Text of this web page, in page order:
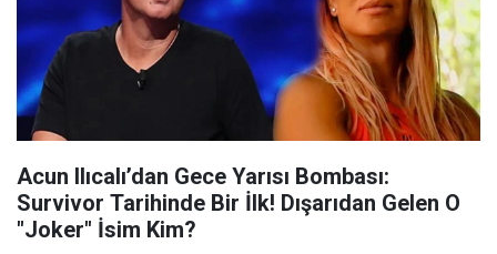
Acun Ilıcalı’dan Gece Yarısı Bombası:
Survivor Tarihinde Bir İlk! Dışarıdan Gelen O
"Joker" İsim Kim?